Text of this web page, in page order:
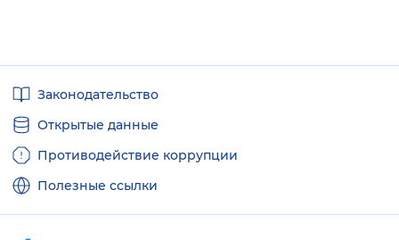
ссылкиЗаконодательство
Открытые данные
Противодействие коррупции
Полезные ссылки